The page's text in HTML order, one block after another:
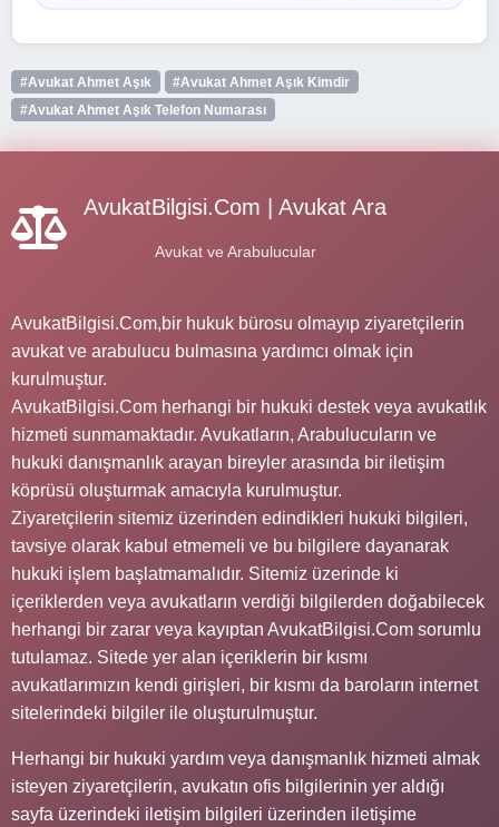
#Avukat Ahmet Aşık
#Avukat Ahmet Aşık Kimdir
#Avukat Ahmet Aşık Telefon Numarası
AvukatBilgisi.Com | Avukat Ara
Avukat ve Arabulucular
AvukatBilgisi.Com,bir hukuk bürosu olmayıp ziyaretçilerin
avukat ve arabulucu bulmasına yardımcı olmak için
kurulmuştur.
AvukatBilgisi.Com herhangi bir hukuki destek veya avukatlık
hizmeti sunmamaktadır. Avukatların, Arabulucuların ve
hukuki danışmanlık arayan bireyler arasında bir iletişim
köprüsü oluşturmak amacıyla kurulmuştur.
Ziyaretçilerin sitemiz üzerinden edindikleri hukuki bilgileri,
tavsiye olarak kabul etmemeli ve bu bilgilere dayanarak
hukuki işlem başlatmamalıdır. Sitemiz üzerinde ki
içeriklerden veya avukatların verdiği bilgilerden doğabilecek
herhangi bir zarar veya kayıptan AvukatBilgisi.Com sorumlu
tutulamaz. Sitede yer alan içeriklerin bir kısmı
avukatlarımızın kendi girişleri, bir kısmı da baroların internet
sitelerindeki bilgiler ile oluşturulmuştur.
Herhangi bir hukuki yardım veya danışmanlık hizmeti almak
isteyen ziyaretçilerin, avukatın ofis bilgilerinin yer aldığı
sayfa üzerindeki iletişim bilgileri üzerinden iletişime